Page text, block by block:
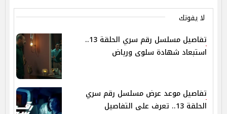
لا يفوتك
تفاصيل مسلسل رقم سري الحلقة 13..
استبعاد شهادة سلوى ورياض
تفاصيل موعد عرض مسلسل رقم سري
الحلقة 13.. تعرف على التفاصيل